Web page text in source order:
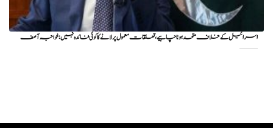
اسرائیل کے خلاف متحد ہونا چاہیے، تعلقات معمول پر لانے کا کوئی فائدہ نہیں: خواجہ آصف